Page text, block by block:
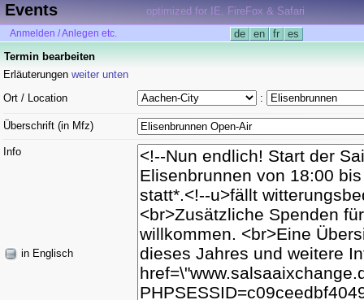
Events optimized for IE, FireFox & Safari
Anmelden / Anlegen etc. de en fr
es
Termin bearbeiten
Erläuterungen weiter unten
Ort / Location
:
Überschrift (in Mfz)
Info
in Englisch